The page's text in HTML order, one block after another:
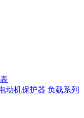
动机保护器 负载系列